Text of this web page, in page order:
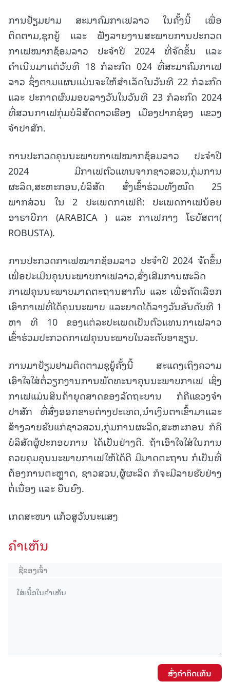
ການຢ້ຽມຢາມ ສະມາຄົມກາເຟລາວ ໃນຄັ້ງນີ້ ເພື່ອ
ຕິດຕາມ,ຊຸກຍູ້ ແລະ ຟັງລາຍງານສະພາບການປະກວດ
ກາເຟໝາກຊ້ອມລາວ ປະຈຳປີ 2024 ທີ່ຈັດຂຶ້ນ ແລະ
ດຳເນີນມາແຕ່ວັນທີ 18 ກໍລະກົດ 024 ທີ່ສະມາຄົມກາເຟ
ລາວ ຊຶ່ງຕາມແຜນແມ່ນຈະໃຫ້ສຳເລັດໃນວັນທີ 22 ກໍລະກົດ
ແລະ ປະກາດຜົນມອບລາງວັນໃນວັນທີ 23 ກໍລະກົດ 2024
ທີ່ສວນກາເຟກຸ່ມບໍລິສັດດາວເຮືອງ ເມືອງປາກຊ່ອງ ແຂວງ
ຈຳປາສັກ.
ການປະກວດຄຸນນະພາບກາເຟໝາກຊ້ອມລາວ ປະຈຳປີ
2024 ມີກາເຟຕົວແທນຈາກຊາວສວນ,ກຸ່ມການ
ຜະລິດ,ສະຫະກອນ,ບໍລິສັດ ສົ່ງເຂົ້າຮ່ວມທັງໝົດ 25
ພາກສ່ວນ ໃນ 2 ປະເພດກາເຟຄື: ປະເພດກາເຟນ້ອຍ
ອາຣາບີກາ (ARABICA ) ແລະ ກາເຟກາງ ໂຣບັສຕາ(
ROBUSTA).
ການປະກວດກາເຟໝາກຊ້ອມລາວ ປະຈຳປີ 2024 ຈັດຂຶ້ນ
ເພື່ອປະເມີນຄຸນນະພາບກາເຟລາວ,ສົ່ງເສີມການຜະລິດ
ກາເຟຄຸນນະພາບມາດຕະຖານສາກົນ ແລະ ເພື່ອຄັດເລືອກ
ເອົາກາເຟທີ່ໄດ້ຄຸນນະພາບ ແລະຍາດໄດ້ລາງວັນອັນດັບທີ 1
ຫາ ທີ 10 ຂອງແຕ່ລະປະເພດເປັນຕົວແທນກາເຟລາວ
ເຂົ້າຮ່ວມປະກວດກາເຟຄຸນນະພາບໃນລະດັບອາຊຽນ.
ການມາຢ້ຽມຢາມຕິດຕາມຊຸຍູ້ຄັ້ງນີ້ ສະແດງເຖິງຄວາມ
ເອົາໃຈໃສ່ຕໍ່ວຽກງານການພັດທະນາຄຸນນະພາບກາເຟ ເຊິ່ງ
ກາເຟແມ່ນສິນຄ້າຍຸດສາດຂອງລັດຖະບານ ກໍຄືແຂວງຈຳ
ປາສັກ ທີ່ສົ່ງອອກຂາຍຕ່າງປະເທດ,ນຳເງິນຕາເຂົ້າມາແລະ
ສ້າງລາຍຮັບແກ່ຊາວສວນ,ກຸ່ມການຜະລິດ,ສະຫະກອນ ກໍຄື
ບໍລິສັດຜູ້ປະກອບການ ໄດ້ເປັນຢ່າງດີ. ຖ້າເອົາໃຈໃສ່ໃນການ
ຄວບຄຸມຄຸນນະພາບກາເຟໃຫ້ໄດ້ດີ ມີມາດຕະຖານ ກໍເປັນທີ່
ຕ້ອງການຕະຫຼຼາດ, ຊາວສວນ,ຜູ້ຜະລິດ ກໍຈະມີລາຍຮັບຢ່າງ
ຕໍ່ເນື່ອງ ແລະ ຍືນຍົງ.
ເກດສະໜາ ແກ້ວສູວັນນະແສງ
ຄໍາເຫັນ
ສົ່ງຄໍາຄິດເຫັນ